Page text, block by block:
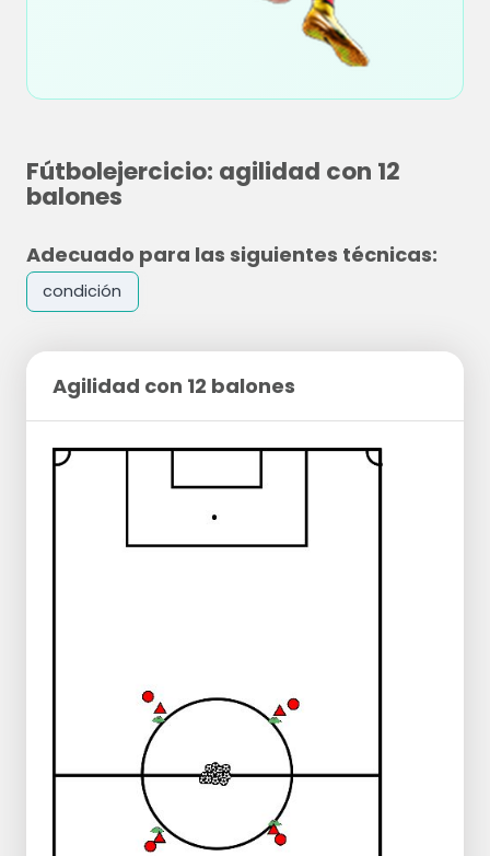
Fútbolejercicio: agilidad con 12
balones
Adecuado para las siguientes técnicas:
condición
Agilidad con 12 balones